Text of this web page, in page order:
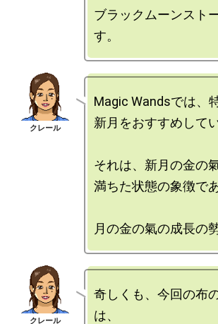
ブラックムーンスト
Magic Wandsでは、
新月をおすすめして
それは、新月の金の
満ちた状態の象徴で
奇しくも、今回の布
は、